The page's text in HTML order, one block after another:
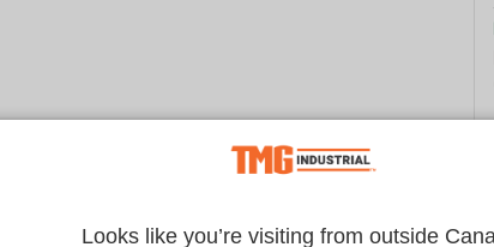
Looks like you’re visiting from outside